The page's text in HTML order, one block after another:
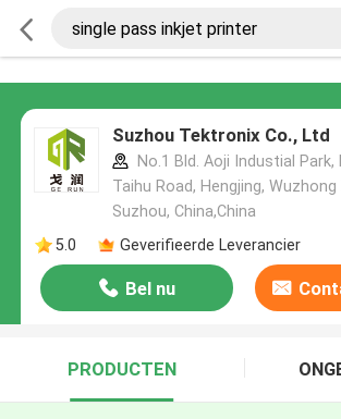
Suzhou Tektronix Co., Ltd
No.1 Bld. Aoji Industial Park,
Taihu Road, Hengjing,
Suzhou, China,China
5.0
Geverifieerde Leverancier
Bel nu
PRODUCTEN